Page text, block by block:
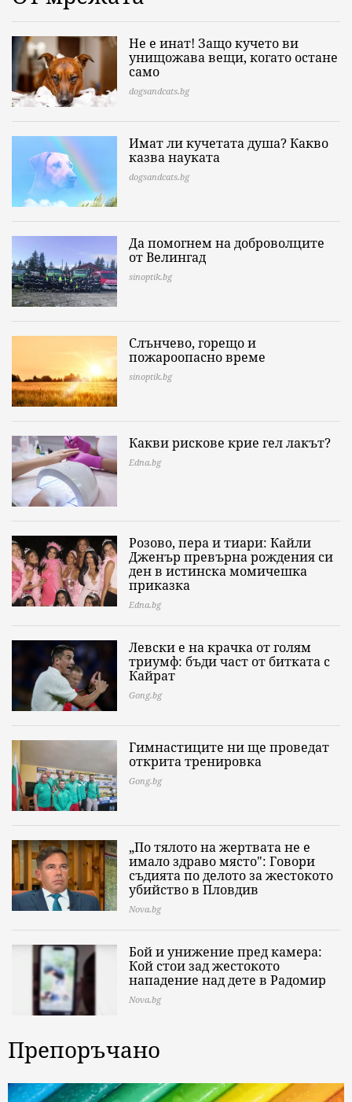
Не е инат! Защо кучето ви
унищожава вещи, когато остане
само
dogsandcats.bg
Имат ли кучетата душа? Какво
казва науката
dogsandcats.bg
Да помогнем на доброволците
от Велингад
sinoptik.bg
Слънчево, горещо и
пожароопасно време
sinoptik.bg
Какви рискове крие гел лакът?
Edna.bg
Розово, пера и тиари: Кайли
Дженър превърна рождения си
ден в истинска момичешка
приказка
Edna.bg
Левски е на крачка от голям
триумф: бъди част от битката с
Кайрат
Gong.bg
Гимнастиците ни ще проведат
открита тренировка
Gong.bg
„По тялото на жертвата не е
имало здраво място": Говори
съдията по делото за жестокото
убийство в Пловдив
Nova.bg
Бой и унижение пред камера:
Кой стои зад жестокото
нападение над дете в Радомир
Nova.bg
Препоръчано